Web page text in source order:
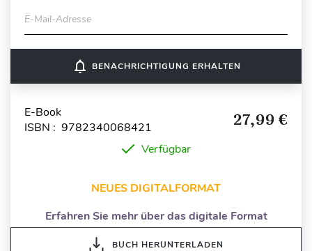
E-Mail-Adresse
notifications_none BENACHRICHTIGUNG ERHALTEN
E-Book
ISBN : 9782340068421
27,99 €
Verfügbar
NEUES DIGITALFORMAT
Erfahren Sie mehr über das digitale Format
BUCH HERUNTERLADEN